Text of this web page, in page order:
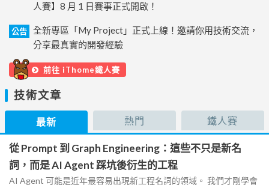
人賽】8 月 1 日賽事正式開啟！
公告
全新專區「My Project」正式上線！邀請你用技術交流，
分享最真實的開發經驗
前往 iThome鐵人賽
技術文章
最新 熱門 鐵人賽
從 Prompt 到 Graph Engineering：這些不只是新名
詞，而是 AI Agent 踩坑後衍生的工程
AI Agent 可能是近年最容易出現新工程名詞的領域。 我們才剛學會